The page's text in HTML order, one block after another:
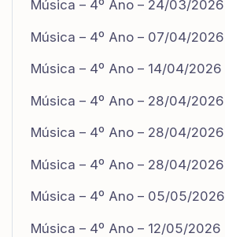
Música – 4º Ano – 24/03/2026
Música – 4º Ano – 07/04/2026
Música – 4º Ano – 14/04/2026
Música – 4º Ano – 28/04/2026
Música – 4º Ano – 28/04/2026
Música – 4º Ano – 28/04/2026
Música – 4º Ano – 05/05/2026
Música – 4º Ano – 12/05/2026